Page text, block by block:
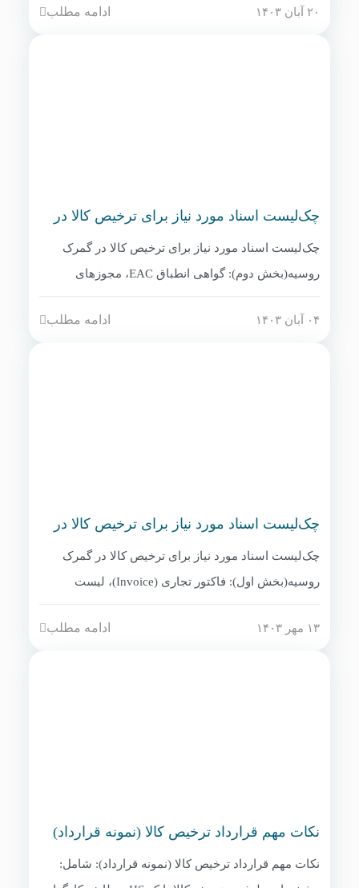
۲۰ آبان ۱۴۰۳ ادامه مطلب
چک‌لیست اسناد مورد نیاز برای ترخیص کالا در
چک‌لیست اسناد مورد نیاز برای ترخیص کالا در گمرک
روسیه(بخش دوم): گواهی انطباق EAC، مجوزهای
روسی، فیش پرداخت عوارض گمرکی، اظهارنامه واردات
۰۴ آبان ۱۴۰۳ ادامه مطلب
چک‌لیست اسناد مورد نیاز برای ترخیص کالا در
چک‌لیست اسناد مورد نیاز برای ترخیص کالا در گمرک
روسیه(بخش اول): فاکتور تجاری (Invoice)، لیست
of Lading برای دریا)، گواهی مبدأ (COO)، گواهی بیمه،
۱۳ مهر ۱۴۰۳ ادامه مطلب
نکات مهم قرارداد ترخیص کالا (نمونه قرارداد)
نکات مهم قرارداد ترخیص کالا (نمونه قرارداد): شامل: